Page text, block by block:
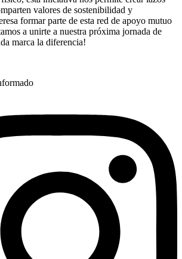
valores de sostenibilidad y
formar parte de esta red de apoyo mutuo
a unirte a nuestra próxima jornada de
marca la diferencia!